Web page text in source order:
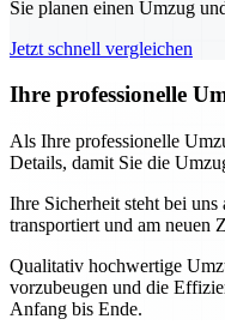
Sie planen einen Umzug
Jetzt schnell vergleichen
Ihre professionelle
Als Ihre professionelle
Details, damit Sie die
Ihre Sicherheit steht bei
transportiert und am neuen
Qualitativ hochwertige
vorzubeugen und die
Anfang bis Ende.